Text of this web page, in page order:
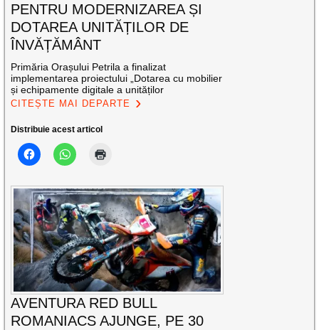
PENTRU MODERNIZAREA ȘI
DOTAREA UNITĂȚILOR DE
ÎNVĂȚĂMÂNT
Primăria Orașului Petrila a finalizat
implementarea proiectului „Dotarea cu mobilier
și echipamente digitale a unităților
CITEȘTE MAI DEPARTE
Distribuie acest articol
AVENTURA RED BULL
ROMANIACS AJUNGE, PE 30